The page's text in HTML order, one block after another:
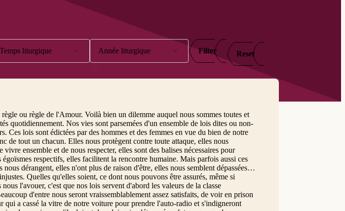
Temps liturgique
Avent
Pentecôte
Semaine Sainte
Temps de Noël
Temps de Pâques
Temps ordinaire
Année liturgique
Année A
Année C
Filter Reset
ou règle de l'Amour. Voilà bien un dilemme auquel nous sommes toutes et
quotidiennement. Nos vies sont parsemées d'un ensemble de lois dites ou non-
Ces lois sont édictées par des hommes et des femmes en vue du bien de notre
de tout un chacun. Elles nous protègent contre toute attaque, elles nous
vivre ensemble et de nous respecter, elles sont des balises nécessaires pour
égoïsmes respectifs, elles facilitent la rencontre humaine. Mais parfois aussi ces
nous dérangent, elles n'ont plus de raison d'être, elles nous semblent dépassées
Quelles qu'elles soient, ce dont nous pouvons être assurés, même si
nous l'avouer, c'est que nos lois servent d'abord les valeurs de la classe
d'entre nous seront vraissemblablement assez satisfaits, de voir en prison
qui a cassé la vitre de notre voiture pour prendre l'auto-radio et s'indigneront